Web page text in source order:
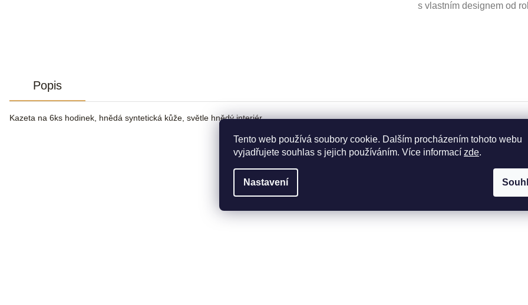
Tento web používá soubory cookie. Dalším procházením tohoto webu
vyjadřujete souhlas s jejich používáním. Více informací zde.
Nastavení
s vlastním designem od
Popis
Kazeta na 6ks hodinek, hnědá syntetická kůže, světle hnědý interiér.